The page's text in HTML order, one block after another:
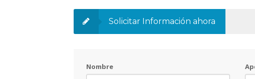
Solicitar Información ahora
Nombre